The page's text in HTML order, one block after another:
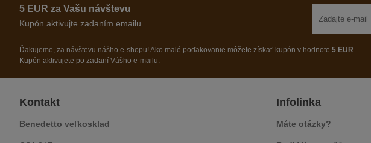
5 EUR za Vašu návštevu
Kupón aktivujte zadaním emailu
Ďakujeme, za návštevu nášho e-shopu! Ako malé poďakovanie môžete získať kupón v hodnote 5 EUR.
Kupón aktivujete po zadaní Vášho e-mailu.
Kontakt
Benedetto veľkosklad
Infolinka
Máte otázky?